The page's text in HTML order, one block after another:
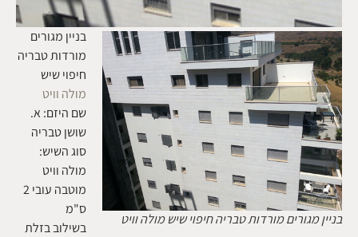
בניין מגורים מורדות טבריה חיפוי שיש מולה וויט
בניין מגורים
מורדות טבריה
חיפוי שיש
מולה וויט
שם היזם: א.
שושן טבריה
סוג השיש:
מולה וויט
מוטבה עובי 2
ס"מ
בשילוב בזלת